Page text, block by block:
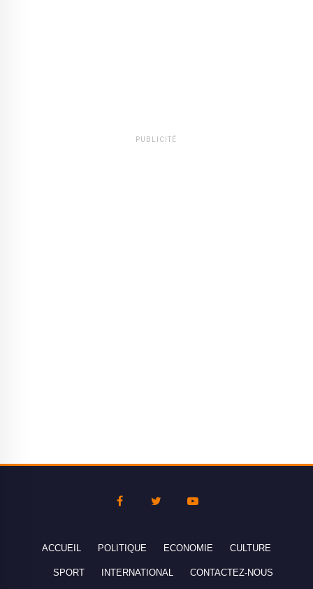
PUBLICITÉ
ACCUEIL POLITIQUE ECONOMIE CULTURE
SPORT INTERNATIONAL CONTACTEZ-NOUS